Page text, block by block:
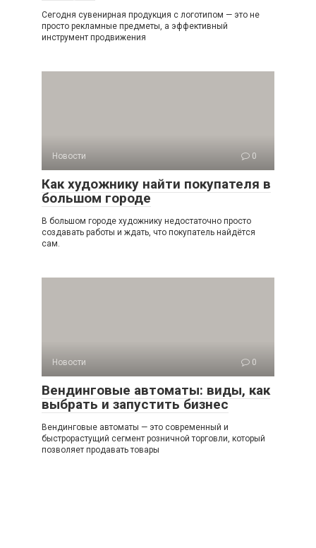
Сегодня сувенирная продукция с логотипом — это не
просто рекламные предметы, а эффективный
инструмент продвижения
Новости 0
Как художнику найти покупателя в
большом городе
В большом городе художнику недостаточно просто
создавать работы и ждать, что покупатель найдётся
сам.
Новости 0
Вендинговые автоматы: виды, как
выбрать и запустить бизнес
Вендинговые автоматы — это современный и
быстрорастущий сегмент розничной торговли, который
позволяет продавать товары